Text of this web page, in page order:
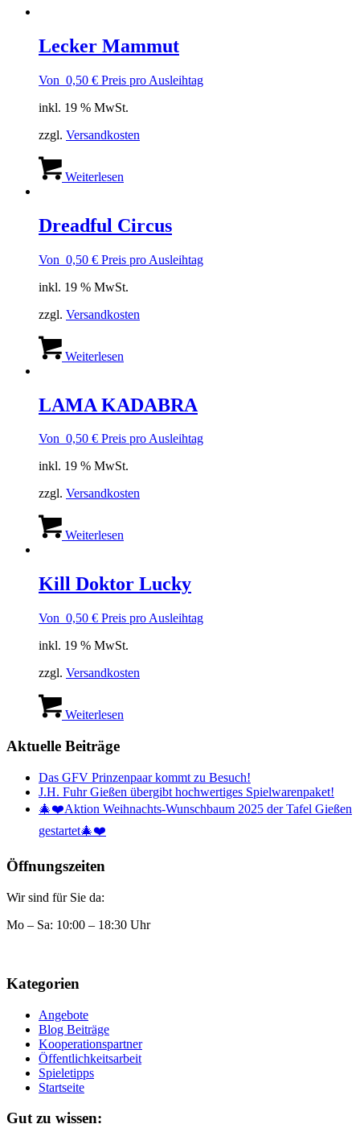
Lecker Mammut
Von 0,50 € Preis pro Ausleihtag
inkl. 19 % MwSt.
zzgl. Versandkosten
Weiterlesen
Dreadful Circus
Von 0,50 € Preis pro Ausleihtag
inkl. 19 % MwSt.
zzgl. Versandkosten
Weiterlesen
LAMA KADABRA
Von 0,50 € Preis pro Ausleihtag
inkl. 19 % MwSt.
zzgl. Versandkosten
Weiterlesen
Kill Doktor Lucky
Von 0,50 € Preis pro Ausleihtag
inkl. 19 % MwSt.
zzgl. Versandkosten
Weiterlesen
Aktuelle Beiträge
Das GFV Prinzenpaar kommt zu Besuch!
J.H. Fuhr Gießen übergibt hochwertiges Spielwarenpaket!
🎄❤️Aktion Weihnachts-Wunschbaum 2025 der Tafel Gießen
gestartet🎄❤️
Öffnungszeiten
Wir sind für Sie da:
Mo – Sa: 10:00 – 18:30 Uhr
Kategorien
Angebote
Blog Beiträge
Kooperationspartner
Öffentlichkeitsarbeit
Spieletipps
Startseite
Gut zu wissen: